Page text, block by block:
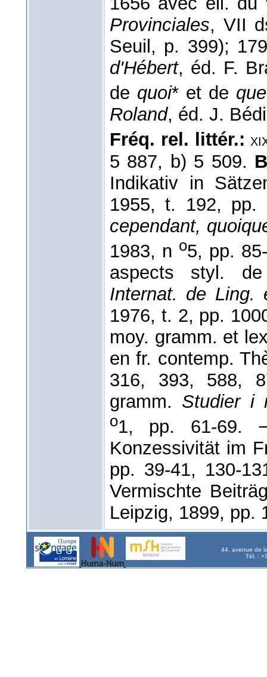
Provinciales, VII
Seuil, p. 399);
d'Hébert, éd. F.
de quoi* et de que
Roland, éd. J.
Fréq. rel. littér.:
5 887, b) 5 509.
Indikativ in
1955, t. 192,
cependant,
1983, n o5, pp.
aspects styl.
Internat. de Ling.
1976, t. 2, pp.
moy. gramm. et
en fr. contemp.
316, 393, 588,
gramm. Studier i
o1, pp. 61-
Konzessivität im
pp. 39-41, 130-
Vermischte
Leipzig, 1899, pp.
44, avenue de
Tél. :